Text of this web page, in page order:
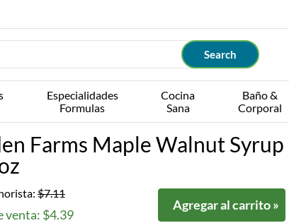
Especialidades
Formulas
Cocina
Sana
Baño &
Corporal
Farms Maple Walnut Syrup
$7.11
venta: $4.39
Agregar al carrito »